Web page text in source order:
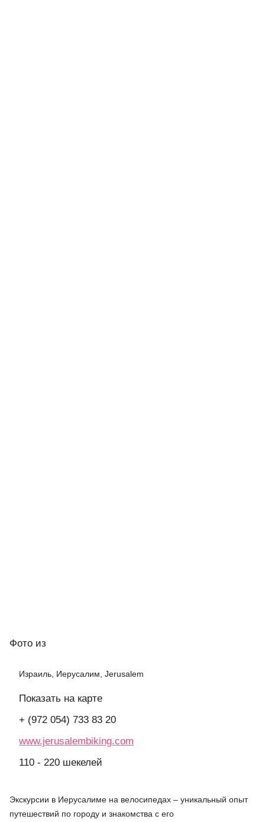
Фото из
Израиль, Иерусалим, Jerusalem
Показать на карте
+ (972 054) 733 83 20
www.jerusalembiking.com
110 - 220 шекелей
Экскурсии в Иерусалиме на велосипедах – уникальный опыт
путешествий по городу и знакомства с его